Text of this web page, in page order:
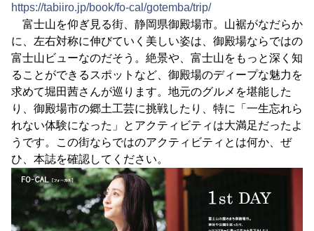
https://tabiiro.jp/book/fo-cal/gotemba/trip/
富士山を仰ぎ見る街、静岡県御殿場市。山裾がなだらか
に、左右対称に伸びていく美しい姿は、御殿場ならではの
富士山ビューなのだそう。絶景や、富士山をもっと深く知
ることができるスポットなど、御殿場のディープな魅力を
求めて堀田茜さんが巡ります。地元のグルメを堪能した
り、御殿場市の郷土工芸に挑戦したり、特に「一生忘れら
れない体験になった」とアクティビティは大満足だったよ
うです。この街ならではのアクティビティとは何か、ぜ
ひ、本誌を確認してください。